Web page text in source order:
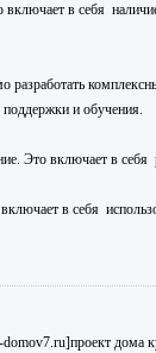
в себя
и обучения.
Это включает в
в себя
дома